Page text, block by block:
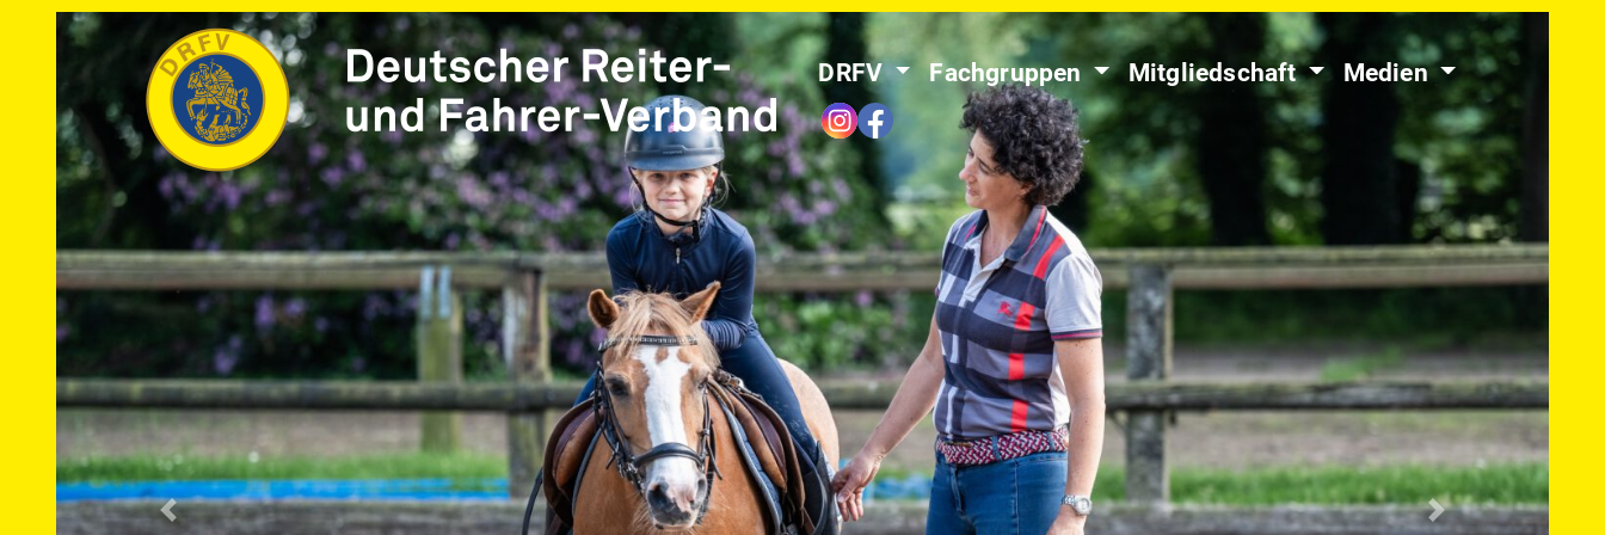
DRFV Fachgruppen Mitgliedschaft Medien
Vorherige Nächste